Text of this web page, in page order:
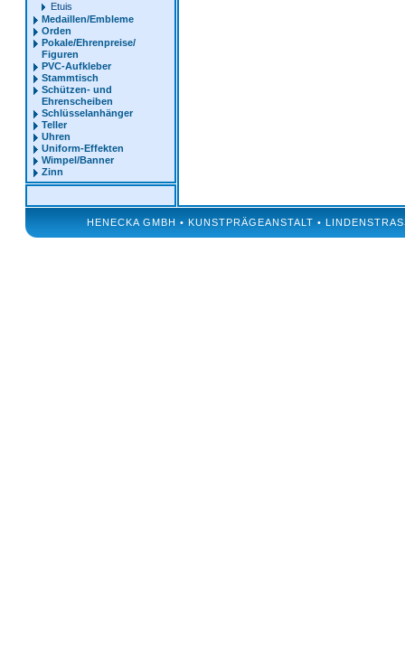
Etuis
Medaillen/Embleme
Orden
Pokale/Ehrenpreise/
Figuren
PVC-Aufkleber
Stammtisch
Schützen- und
Ehrenscheiben
Schlüsselanhänger
Teller
Uhren
Uniform-Effekten
Wimpel/Banner
Zinn
HENECKA GMBH • KUNSTPRÄGEANSTALT •